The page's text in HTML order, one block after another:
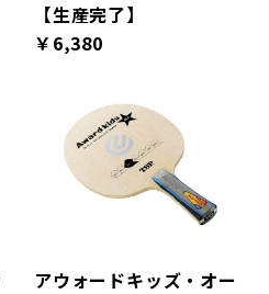
【生産完了】
￥6,380
アウォードキッズ・オー